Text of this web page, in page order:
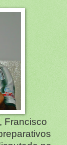
Francisco